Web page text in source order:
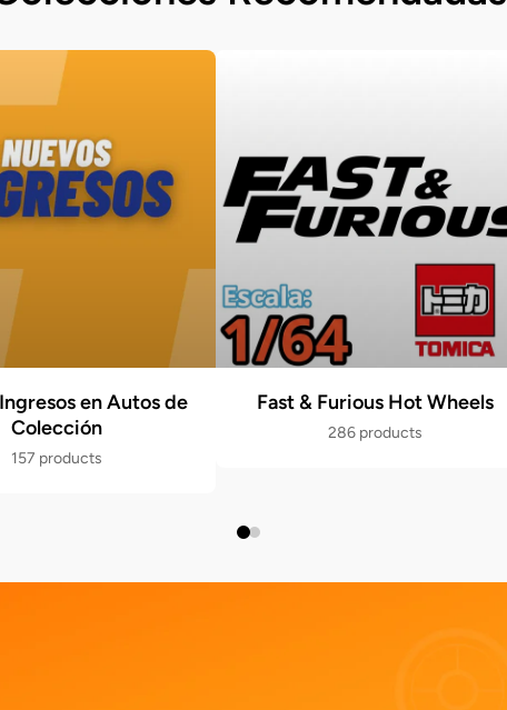
en Autos de
Colección
157 products
Fast & Furious Hot Wheels
286 products